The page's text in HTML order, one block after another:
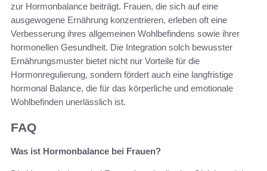
zur Hormonbalance beiträgt. Frauen, die sich auf eine
ausgewogene Ernährung konzentrieren, erleben oft eine
Verbesserung ihres allgemeinen Wohlbefindens sowie ihrer
hormonellen Gesundheit. Die Integration solch bewusster
Ernährungsmuster bietet nicht nur Vorteile für die
Hormonregulierung, sondern fördert auch eine langfristige
hormonal Balance, die für das körperliche und emotionale
Wohlbefinden unerlässlich ist.
FAQ
Was ist Hormonbalance bei Frauen?